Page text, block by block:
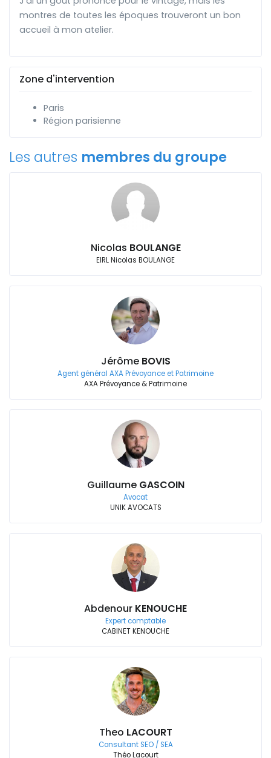
montres de toutes les époques trouveront un bon
accueil à mon atelier.
Zone d'intervention
Paris
Région parisienne
Les autres membres du groupe
Nicolas BOULANGE
EIRL Nicolas BOULANGE
Jérôme BOVIS
Agent général AXA Prévoyance et Patrimoine
AXA Prévoyance & Patrimoine
Guillaume GASCOIN
Avocat
UNIK AVOCATS
Abdenour KENOUCHE
Expert comptable
CABINET KENOUCHE
Theo LACOURT
Consultant SEO / SEA
Théo Lacourt